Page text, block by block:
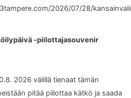
2026/07/28/
-piilottajasouvenir
2026 välillä tienaat tämän
pitää piilottaa kätkö ja saada